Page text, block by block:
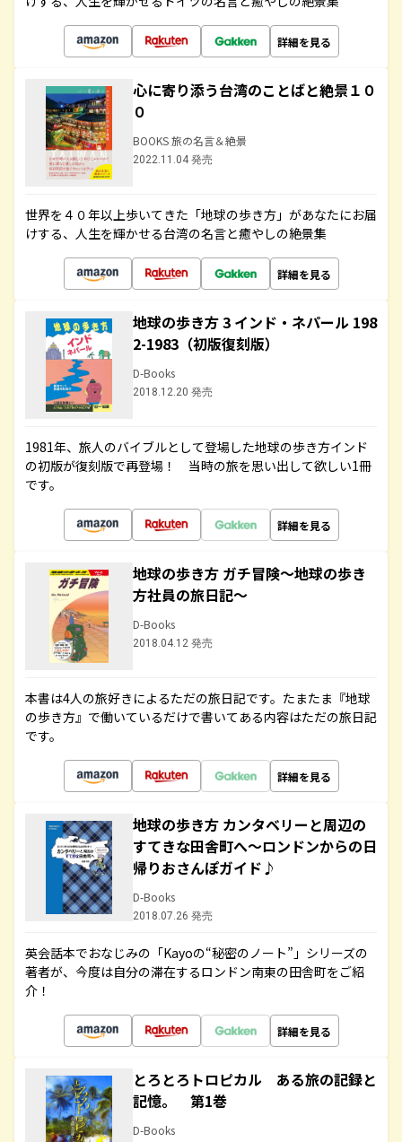
詳細を見る
心に寄り添う台湾のことばと絶景１０
０
BOOKS 旅の名言＆絶景
2022.11.04 発売
世界を４０年以上歩いてきた「地球の歩き方」があなたにお届
けする、人生を輝かせる台湾の名言と癒やしの絶景集
詳細を見る
地球の歩き方 3 インド・ネパール 198
2-1983（初版復刻版）
D-Books
2018.12.20 発売
1981年、旅人のバイブルとして登場した地球の歩き方インド
の初版が復刻版で再登場！ 当時の旅を思い出して欲しい1冊
です。
詳細を見る
地球の歩き方 ガチ冒険～地球の歩き
方社員の旅日記～
D-Books
2018.04.12 発売
本書は4人の旅好きによるただの旅日記です。たまたま『地球
の歩き方』で働いているだけで書いてある内容はただの旅日記
です。
詳細を見る
地球の歩き方 カンタベリーと周辺の
すてきな田舎町へ～ロンドンからの日
帰りおさんぽガイド♪
D-Books
2018.07.26 発売
英会話本でおなじみの「Kayoの“秘密のノート”」シリーズの
著者が、今度は自分の滞在するロンドン南東の田舎町をご紹
介！
詳細を見る
とろとろトロピカル ある旅の記録と
記憶。 第1巻
D-Books